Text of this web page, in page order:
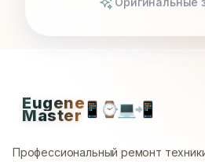
Eugene
Master📱 ⌚💻📲
Профессиональный ремонт